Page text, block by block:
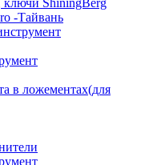
ключи ShiningBerg
-Тайвань
в ложементах(для